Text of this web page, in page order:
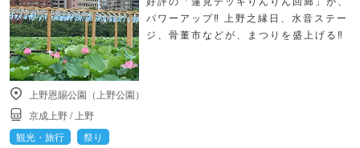
パワーアップ‼ 上野之縁日、水音ステー
ジ、骨董市などが、まつりを盛上げる‼
上野恩賜公園（上野公園）
京成上野/ 上野
観光・旅行
祭り